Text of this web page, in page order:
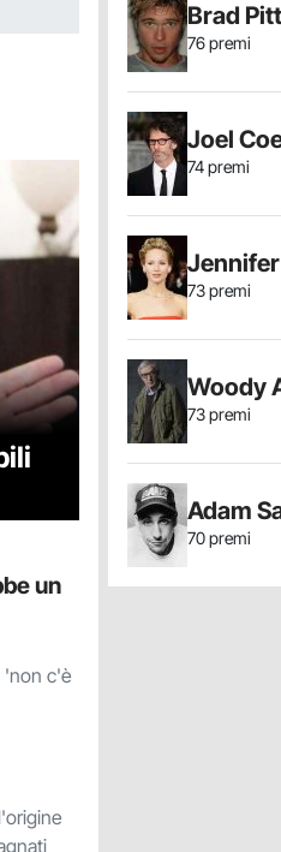
un
'non c'è
Brad Pitt
76 premi
Joel
74 premi
73 premi
Woody
73 premi
Adam
70 premi